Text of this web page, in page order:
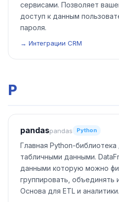
сервисами. Позволяет
доступ к данным
пароля.
→ Интеграции CRM
P
pandaspandas Python
Главная Python-
табличными данными.
данными которую можно
группировать, объединять
Основа для ETL и аналитики.